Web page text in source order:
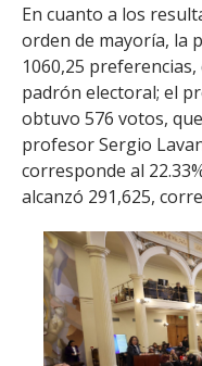
En cuanto a los
orden de mayoría, la
1060,25
padrón electoral; el
obtuvo 576 votos,
profesor Sergio
corresponde al
alcanzó 291,625,